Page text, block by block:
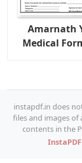
Amarnath
Medical
instapdf.in does
files and images of
contents in the
InstaPDF